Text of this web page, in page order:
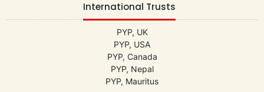
International Trusts
PYP, UK
PYP, USA
PYP, Canada
PYP, Nepal
PYP, Mauritus